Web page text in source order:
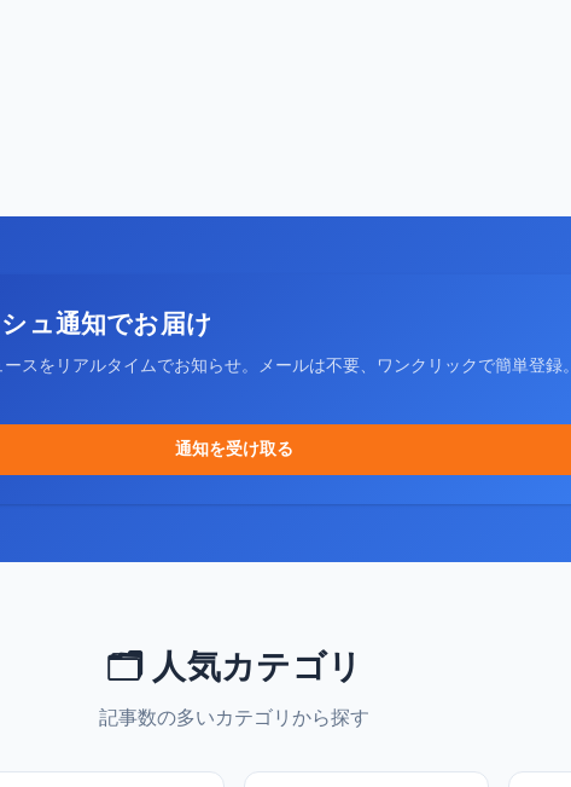
ュ通知でお届け
スをリアルタイムでお知らせ。メールは不要、ワンクリックで簡単登録。
通知を受け取る
🗂️ 人気カテゴリ
記事数の多いカテゴリから探す